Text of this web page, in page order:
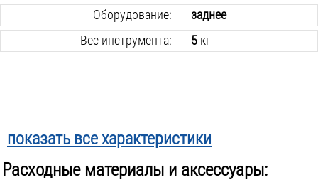
Оборудование:
заднее
Вес инструмента:
5кг
показать все характеристики
Расходные материалы и аксессуары: